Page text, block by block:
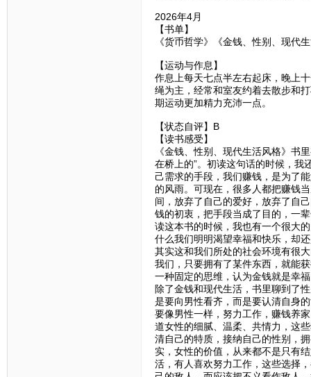
2026年4月
【书单】
《货币哲学》《金钱、性别、现代
【运动与作息】
作息上每天七点半左右起床，晚上
绳为主，经常和室友约着去散步和
期运动更加精力充沛一点。
【状态自评】B
【读书感受】
《金钱、性别、现代生活风格》书
在桥上的”。初读这句话的时候，我
己需求的手段，我们赚钱，是为了
的风雨。可现在，很多人都把赚钱
间，放弃了自己的爱好，放弃了自
钱的初衷，把手段当成了目的，一
读这本书的时候，我也有一个很大
什么我们明明渴望幸福和快乐，却
其实这和我们所处的社会环境有很
我们，只要拥有了某件东西，就能
一种固定的思维，认为金钱就是幸
除了金钱和现代生活，书里聊到了
是要向男性看齐，而是要认清自身
要像男性一样，努力工作，赚钱养
道女性的细腻、温柔、共情力，这
清自己的特质，接纳自己的性别，
实，女性的价值，从来都不是只有
活，有人喜欢努力工作，这些选择